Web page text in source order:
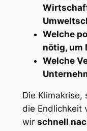
Welche
nötig, um
Welche
Die Klimakrise,
die Endlichkeit
wir schnell